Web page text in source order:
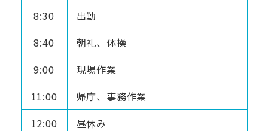
8:30
出勤
8:40
朝礼、体操
9:00
現場作業
11:00
帰庁、事務作業
12:00
昼休み